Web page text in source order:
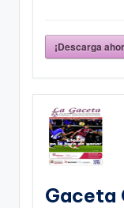
¡Descarga
Gaceta